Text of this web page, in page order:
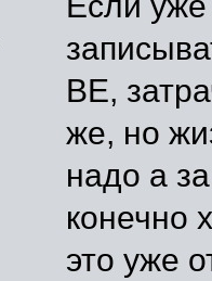
ВЕ,
же, но
надо а
конечно
это уже